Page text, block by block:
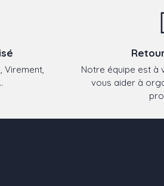
Virement,
Notre équipe est à
vous aider à